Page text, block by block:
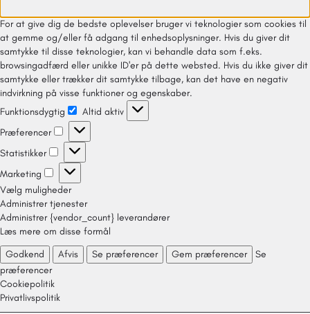
For at give dig de bedste oplevelser bruger vi teknologier som cookies til
at gemme og/eller få adgang til enhedsoplysninger. Hvis du giver dit
samtykke til disse teknologier, kan vi behandle data som f.eks.
browsingadfærd eller unikke ID'er på dette websted. Hvis du ikke giver dit
samtykke eller trækker dit samtykke tilbage, kan det have en negativ
indvirkning på visse funktioner og egenskaber.
Funktionsdygtig
Altid aktiv
Præferencer
Statistikker
Marketing
Vælg muligheder
Administrer tjenester
Administrer {vendor_count} leverandører
Læs mere om disse formål
Godkend
Afvis Se præferencer Gem præferencer
Se
præferencer
Cookiepolitik
Privatlivspolitik